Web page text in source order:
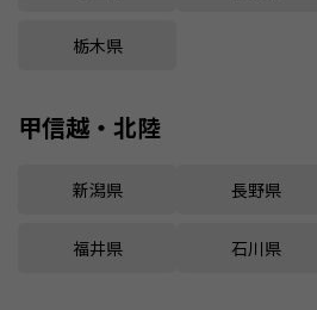
栃木県
甲信越・北陸
新潟県 長野県
福井県 石川県